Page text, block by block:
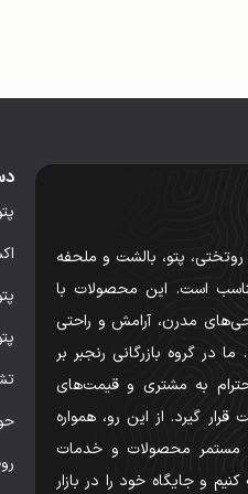
روتختی، پتو، بالشت و ملحفه
است. این محصولات با
مدرن، آرامش و راحتی
در گروه بازرگانی رنجبر بر
به مشتری و قیمت‌های
گیرد. از این رو، همواره
مستمر محصولات و خدمات
و جایگاه خود را در بازار